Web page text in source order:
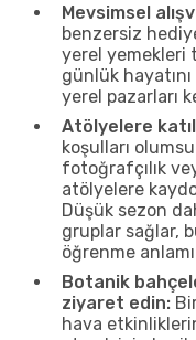
Mevsimsel
benzersiz
yerel yemekleri
günlük
yerel pazarları
Atölyelere
koşulları
fotoğrafçılık
atölyelere
Düşük sezon
gruplar sağlar,
öğrenme
Botanik
ziyaret edin:
hava